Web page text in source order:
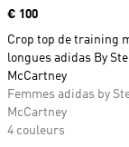
Prix
€ 100
Crop top de training
longues adidas By
McCartney
Femmes adidas by
McCartney
4 couleurs